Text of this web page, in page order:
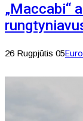
„Maccabi“
26 Rugpjūtis 05